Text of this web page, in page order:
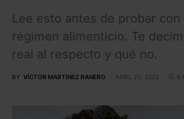
Lee esto antes de probar con
régimen alimenticio. Te
real al respecto y qué no.
BY VÍCTOR MARTÍNEZ RANERO APRIL 25, 2022 6